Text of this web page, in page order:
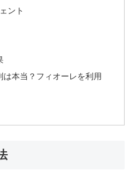
ント
本当？フィオーレを利用